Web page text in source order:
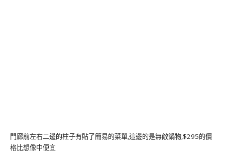
門廊前左右二邊的柱子有貼了簡易的菜單,這邊的是無敵鍋物,$295的價
格比想像中便宜